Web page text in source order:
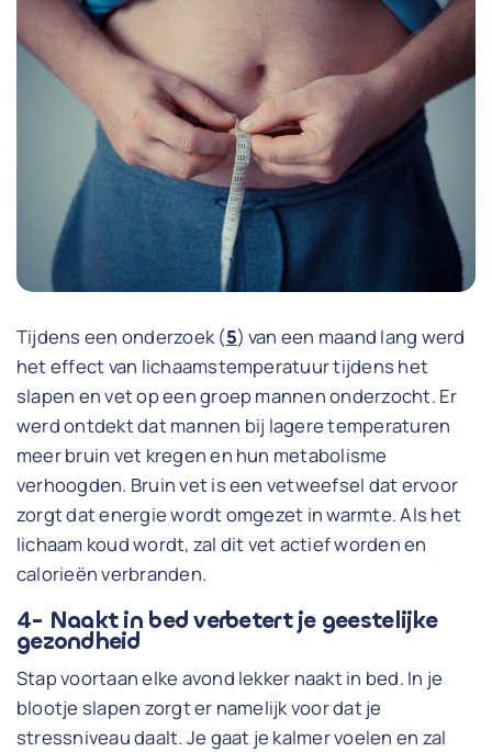
Tijdens een onderzoek (5) van een maand lang werd
het effect van lichaamstemperatuur tijdens het
slapen en vet op een groep mannen onderzocht. Er
werd ontdekt dat mannen bij lagere temperaturen
meer bruin vet kregen en hun metabolisme
verhoogden. Bruin vet is een vetweefsel dat ervoor
zorgt dat energie wordt omgezet in warmte. Als het
lichaam koud wordt, zal dit vet actief worden en
calorieën verbranden.
4- Naakt in bed verbetert je geestelijke
gezondheid
Stap voortaan elke avond lekker naakt in bed. In je
blootje slapen zorgt er namelijk voor dat je
stressniveau daalt. Je gaat je kalmer voelen en zal